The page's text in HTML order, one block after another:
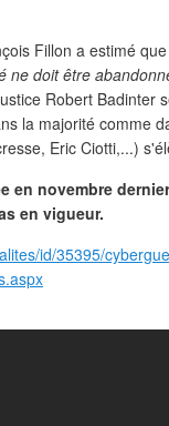
Fillon a estimé
ne doit être
Robert Badinter
la majorité comme
Eric Ciotti,...)
en novembre
en vigueur.
id/35395/